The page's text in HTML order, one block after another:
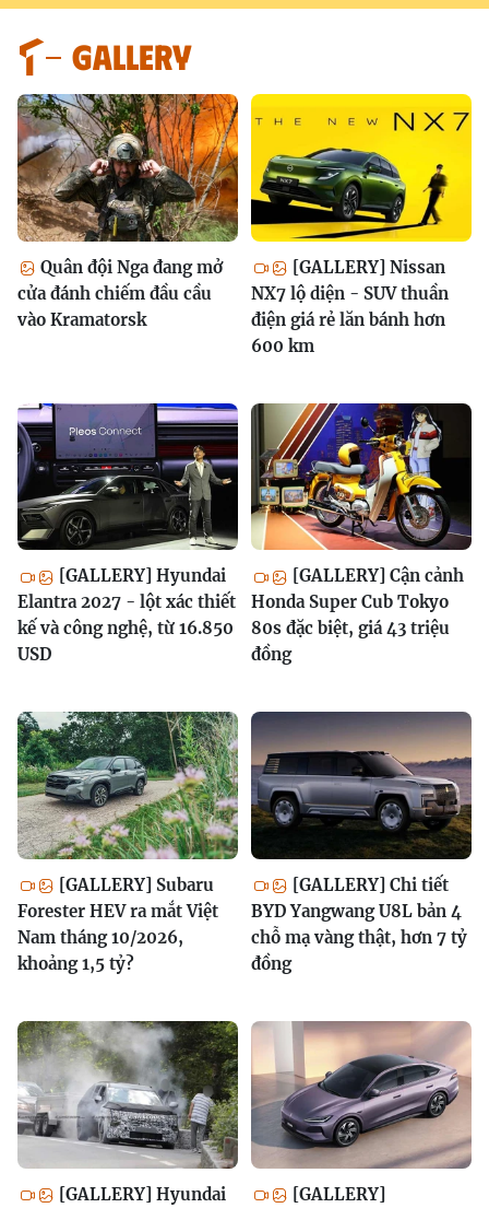
GALLERY
Quân đội Nga đang mở
cửa đánh chiếm đầu cầu
vào Kramatorsk
[GALLERY] Nissan
NX7 lộ diện - SUV thuần
điện giá rẻ lăn bánh hơn
600 km
[GALLERY] Hyundai
Elantra 2027 - lột xác thiết
kế và công nghệ, từ 16.850
USD
[GALLERY] Cận cảnh
Honda Super Cub Tokyo
80s đặc biệt, giá 43 triệu
đồng
[GALLERY] Subaru
Forester HEV ra mắt Việt
Nam tháng 10/2026,
khoảng 1,5 tỷ?
[GALLERY] Chi tiết
BYD Yangwang U8L bản 4
chỗ mạ vàng thật, hơn 7 tỷ
đồng
[GALLERY] Hyundai
[GALLERY]